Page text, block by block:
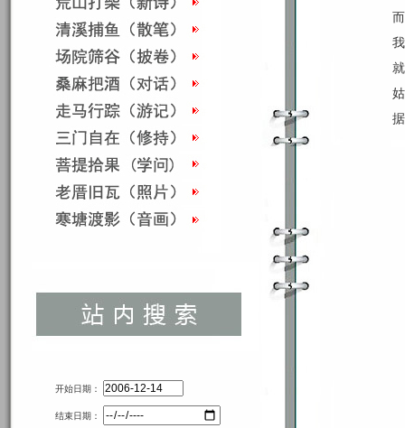
开始日期：
结束日期：